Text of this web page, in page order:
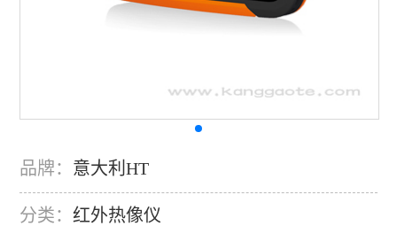
品牌： 意大利HT
分类：红外热像仪